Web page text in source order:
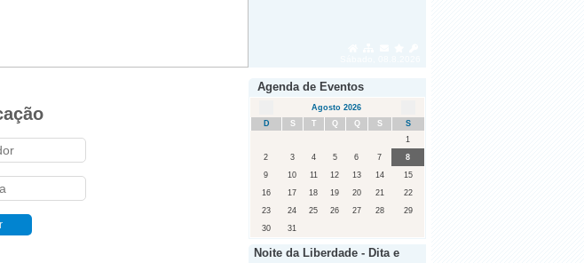
Agenda de Eventos
Agosto 2026
D
S T Q Q S
S
1
2
3 4 5 6 7
8
9
10 11 12 13 14
15
16
17 18 19 20 21
22
23
24 25 26 27 28
29
30
31
Noite da Liberdade - Dita e